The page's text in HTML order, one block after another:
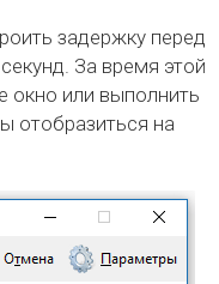
задержку перед
За время этой
или выполнить
отобразиться на